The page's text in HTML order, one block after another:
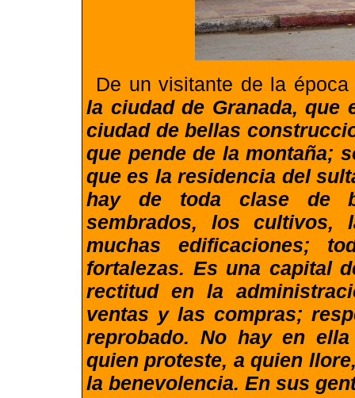
De un visitante de la
la ciudad de Granada, que
ciudad de bellas
que pende de la montaña;
que es la residencia del
hay de toda clase de
sembrados, los cultivos,
muchas edificaciones;
fortalezas. Es una capital
rectitud en la
ventas y las compras;
reprobado. No hay en
quien proteste, a quien
la benevolencia. En sus